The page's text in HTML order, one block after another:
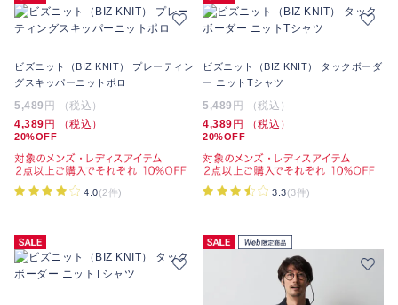
ビズニット（BIZ KNIT） プレーティン
グスキッパーニットポロ
5,489円 （税込）
4,389 円 （税込）
20%OFF
4.0(2件)
ビズニット（BIZ KNIT） タックボーダ
ー ニットTシャツ
5,489円 （税込）
4,389 円 （税込）
20%OFF
3.3(3件)